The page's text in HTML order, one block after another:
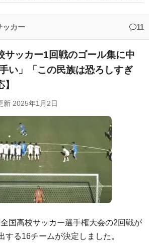
本由伸が6回途中無失点！大谷が延長10回に
互RSS
ッカー 11
サッカー1回戦のゴール集に中
い」「この民族は恐ろしすぎ
新 2025年1月2日
国高校サッカー選手権大会の2回戦が
する16チームが決定しました。